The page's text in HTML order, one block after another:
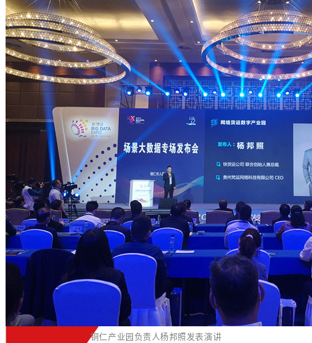
铜仁产业园负责人杨邦照发表演讲